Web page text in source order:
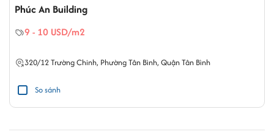
Phúc An Building
9 - 10 USD/m2
320/12Trường Chinh, Phường Tân Bình, Quận Tân Bình
So sánh